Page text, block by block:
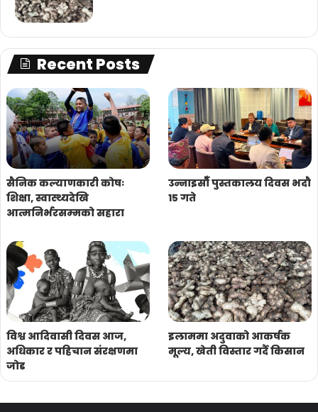
Recent Posts
सैनिक कल्याणकारी कोषः
शिक्षा, स्वास्थ्यदेखि
आत्मनिर्भरसम्मको सहारा
उन्नाइसौँ पुस्तकालय दिवस भदौ
१५ गते
विश्व आदिवासी दिवस आज,
अधिकार र पहिचान संरक्षणमा
जोड
इलाममा अदुवाको आकर्षक
मूल्य, खेती विस्तार गर्दै किसान